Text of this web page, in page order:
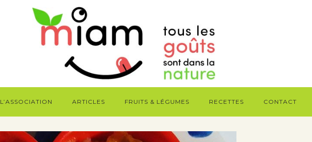
L’ASSOCIATION ARTICLES FRUITS & LÉGUMES RECETTES CONTACT